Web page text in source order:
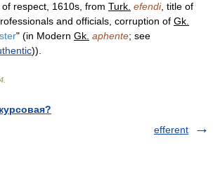
respect, 1610s, from Turk. efendi, title of
and officials, corruption of Gk.
" (in Modern Gk. aphente; see
)).
efferent